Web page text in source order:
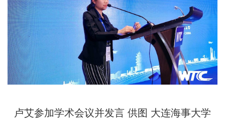
卢艾参加学术会议并发言 供图 大连海事大学